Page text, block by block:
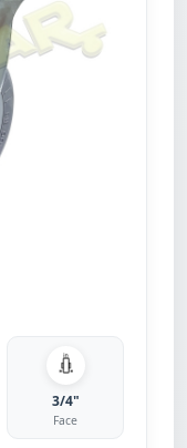
3/4"
Face